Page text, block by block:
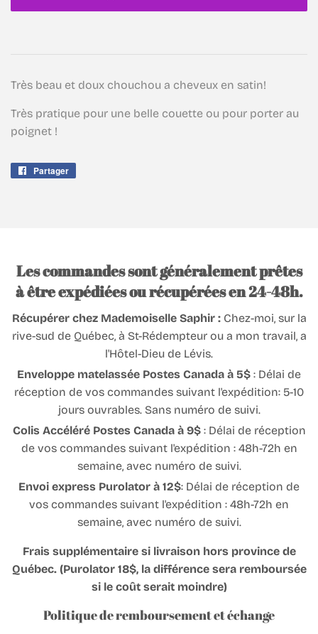
Très beau et doux chouchou a cheveux en satin!
Très pratique pour une belle couette ou pour porter au
poignet !
Partager
Les commandes sont généralement prêtes
à être expédiées ou récupérées en 24-48h.
Récupérer chez Mademoiselle Saphir :Chez-moi, sur la
rive-sud de Québec, à St-Rédempteur ou a mon travail, a
l'Hôtel-Dieu de Lévis.
Enveloppe matelassée Postes Canada à 5$ : Délai de
réception de vos commandes suivant l'expédition: 5-10
jours ouvrables. Sans numéro de suivi.
Colis Accéléré Postes Canada à 9$: Délai de réception
de vos commandes suivant l'expédition : 48h-72h en
semaine, avec numéro de suivi.
Envoi express Purolator à 12$: Délai de réception de
vos commandes suivant l'expédition : 48h-72h en
semaine, avec numéro de suivi.
Frais supplémentaire si livraison hors province de
Québec. (Purolator 18$, la différence sera remboursée
si le coût serait moindre)
Politique de remboursement et échange